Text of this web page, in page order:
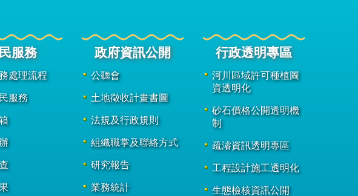
服務
處理流程
服務
政府資訊公開
公聽會
土地徵收計畫書圖
法規及行政規則
組織職掌及聯絡方式
研究報告
業務統計
行政透明專區
河川區域許可種植圖
資透明化
砂石價格公開透明機
制
疏濬資訊透明專區
工程設計施工透明化
生態檢核資訊公開